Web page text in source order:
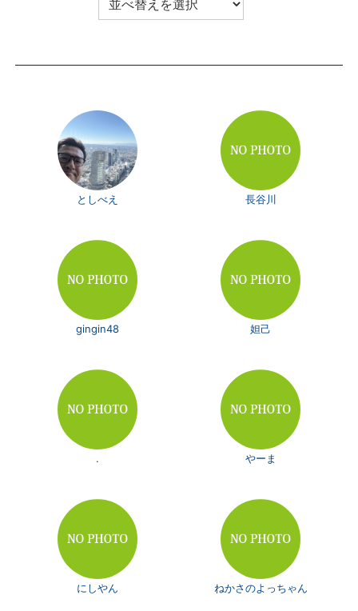
としべえ 長谷川
gingin48 妲己
. やーま
にしやん ねかさのよっちゃん